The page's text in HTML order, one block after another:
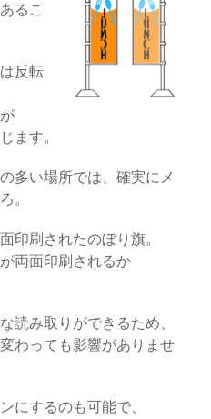
るこ
反転
ます。
多い場所では、確実にメ
。
印刷されたのぼり旗。
両面印刷されるか
読み取りができるため、
わっても影響がありませ
にするのも可能で、